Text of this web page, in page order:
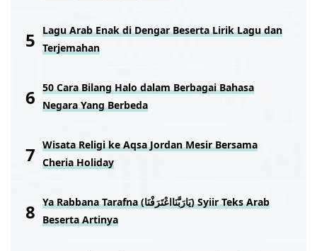
Lagu Arab Enak di Dengar Beserta Lirik Lagu dan
Terjemahan
50 Cara Bilang Halo dalam Berbagai Bahasa
Negara Yang Berbeda
Wisata Religi ke Aqsa Jordan Mesir Bersama
Cheria Holiday
Ya Rabbana Tarafna (يَارَبَّنَااعْتَرَفْنَا) Syiir Teks Arab
Beserta Artinya